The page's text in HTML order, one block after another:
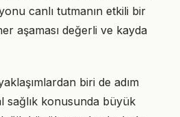
canlı tutmanın etkili bir
aşaması değerli ve kayda
biri de adım
sağlık konusunda büyük